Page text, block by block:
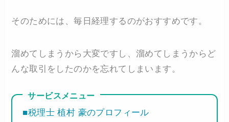
そのためには、毎日経理するのがおすすめです。
溜めてしまうから大変ですし、溜めてしまうからど
んな取引をしたのかを忘れてしまいます。
サービスメニュー
■税理士 植村 豪のプロフィール